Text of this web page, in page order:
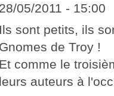
28/05/2011 - 15:00
Ils sont petits, ils
Gnomes de Troy !
Et comme le
leurs auteurs à